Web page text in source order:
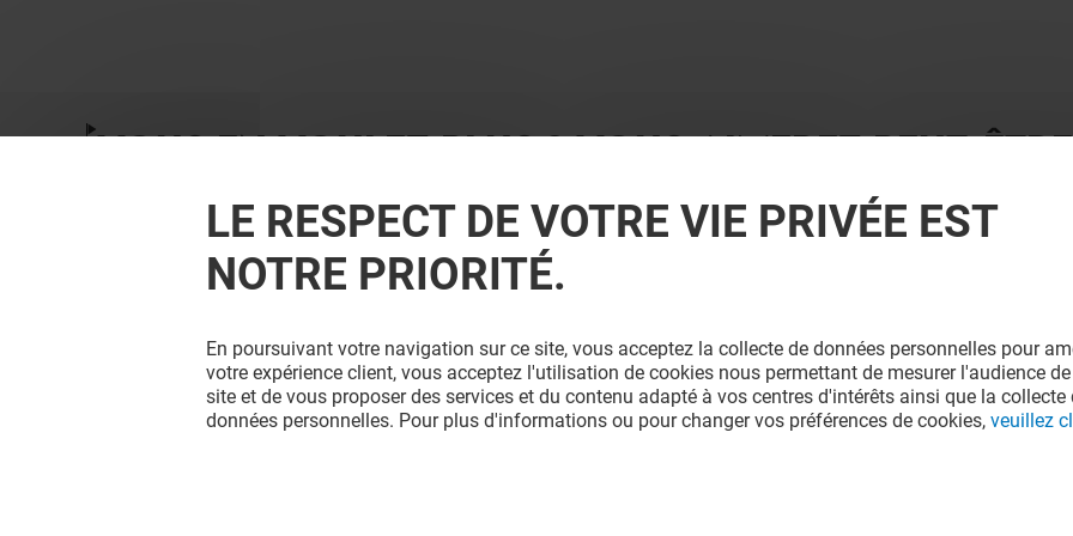
VOUS EN VOULEZ PLUS ? VOUS AIMEREZ PEUT-ÊTRE
LE RESPECT DE VOTRE VIE PRIVÉE EST
NOTRE PRIORITÉ.
En poursuivant votre navigation sur ce site, vous acceptez la collecte de données personnelles pour
votre expérience client, vous acceptez l'utilisation de cookies nous permettant de mesurer l'audience
site et de vous proposer des services et du contenu adapté à vos centres d'intérêts ainsi que la collecte
données personnelles. Pour plus d'informations ou pour changer vos préférences de cookies, veuillez